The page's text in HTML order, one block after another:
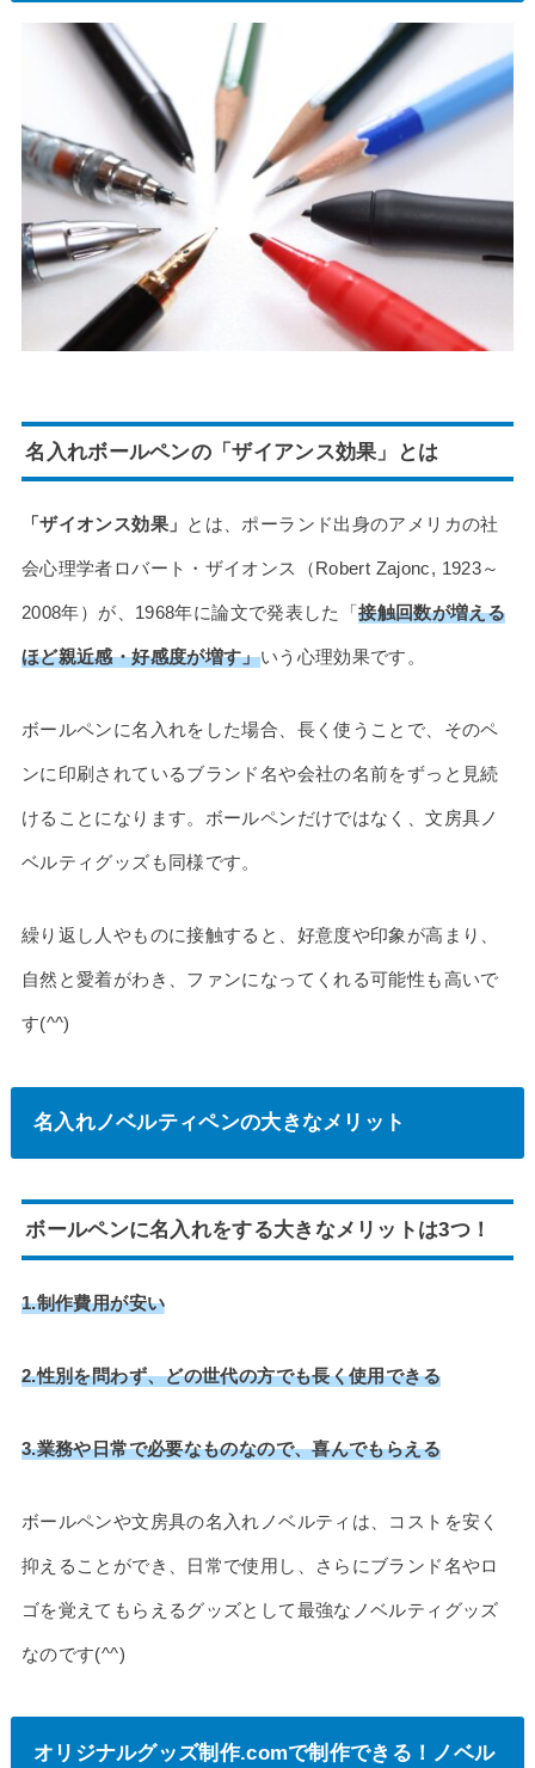
名入れボールペンの「ザイアンス効果」とは
「ザイオンス効果」 とは、ポーランド出身のアメリカの社
会心理学者ロバート・ザイオンス（Robert Zajonc, 1923～
2008年）が、1968年に論文で発表した「接触回数が増える
ほど親近感・好感度が増す」いう心理効果です。
ボールペンに名入れをした場合、長く使うことで、そのペ
ンに印刷されているブランド名や会社の名前をずっと見続
けることになります。ボールペンだけではなく、文房具ノ
ベルティグッズも同様です。
繰り返し人やものに接触すると、好意度や印象が高まり、
自然と愛着がわき、ファンになってくれる可能性も高いで
す(^^)
名入れノベルティペンの大きなメリット
ボールペンに名入れをする大きなメリットは3つ！
1.制作費用が安い
2.性別を問わず、どの世代の方でも長く使用できる
3.業務や日常で必要なものなので、喜んでもらえる
ボールペンや文房具の名入れノベルティは、コストを安く
抑えることができ、日常で使用し、さらにブランド名やロ
ゴを覚えてもらえるグッズとして最強なノベルティグッズ
なのです(^^)
オリジナルグッズ制作.comで制作できる！ノベル